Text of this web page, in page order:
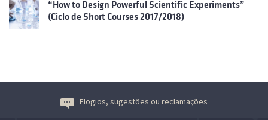
“How to Design Powerful Scientific Experiments”
(Ciclo de Short Courses 2017/2018)
Elogios, sugestões ou reclamações